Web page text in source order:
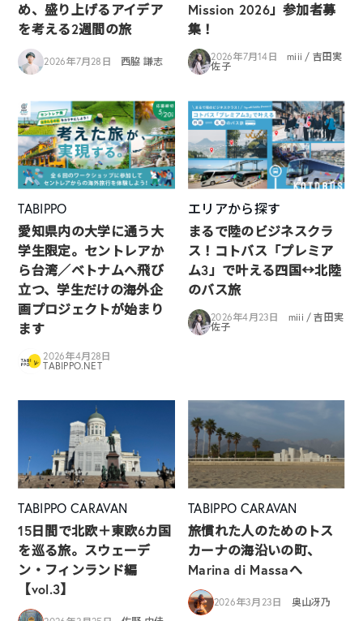
め、盛り上げるアイデア
を考える2週間の旅
2026年7月28日 西脇 謙志
Mission 2026」参加者募
集！
2026年7月14日
miii / 吉田実
佐子
TABIPPO
愛知県内の大学に通う大
学生限定。セントレアか
ら台湾／ベトナムへ飛び
立つ、学生だけの海外企
画プロジェクトが始まり
ます
2026年4月28日
TABIPPO.NET
エリアから探す
まるで陸のビジネスクラ
ス！コトバス「プレミア
ム3」で叶える四国↔︎北陸
のバス旅
2026年4月23日
miii / 吉田実
佐子
TABIPPO CARAVAN
15日間で北欧＋東欧6カ国
を巡る旅。スウェーデ
ン・フィンランド編
【vol.3】
TABIPPO CARAVAN
旅慣れた人のためのトス
カーナの海沿いの町、
Marina di Massaへ
2026年3月23日 奥山冴乃